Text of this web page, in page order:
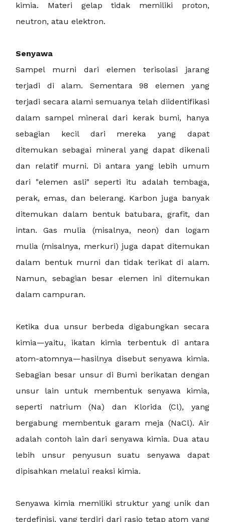
kimia. Materi gelap tidak memiliki proton,
neutron, atau elektron.
Senyawa
Sampel murni dari elemen terisolasi jarang
terjadi di alam. Sementara 98 elemen yang
terjadi secara alami semuanya telah diidentifikasi
dalam sampel mineral dari kerak bumi, hanya
sebagian kecil dari mereka yang dapat
ditemukan sebagai mineral yang dapat dikenali
dan relatif murni. Di antara yang lebih umum
dari "elemen asli" seperti itu adalah tembaga,
perak, emas, dan belerang. Karbon juga banyak
ditemukan dalam bentuk batubara, grafit, dan
intan. Gas mulia (misalnya, neon) dan logam
mulia (misalnya, merkuri) juga dapat ditemukan
dalam bentuk murni dan tidak terikat di alam.
Namun, sebagian besar elemen ini ditemukan
dalam campuran.
Ketika dua unsur berbeda digabungkan secara
kimia—yaitu, ikatan kimia terbentuk di antara
atom-atomnya—hasilnya disebut senyawa kimia.
Sebagian besar unsur di Bumi berikatan dengan
unsur lain untuk membentuk senyawa kimia,
seperti natrium (Na) dan Klorida (Cl), yang
bergabung membentuk garam meja (NaCl). Air
adalah contoh lain dari senyawa kimia. Dua atau
lebih unsur penyusun suatu senyawa dapat
dipisahkan melalui reaksi kimia.
Senyawa kimia memiliki struktur yang unik dan
terdefinisi, yang terdiri dari rasio tetap atom yang